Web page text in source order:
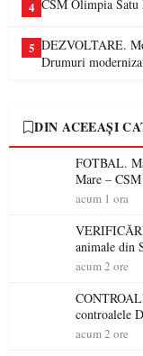
4 CSM Olimpia
5 DEZVOLTARE.
Drumuri
DIN ACEEAȘI
FOTBAL.
Mare –
pentru
acum 1 ora
animale din
gospodăriile
acum 2 ore
controalele
sancționate
acum 2 ore